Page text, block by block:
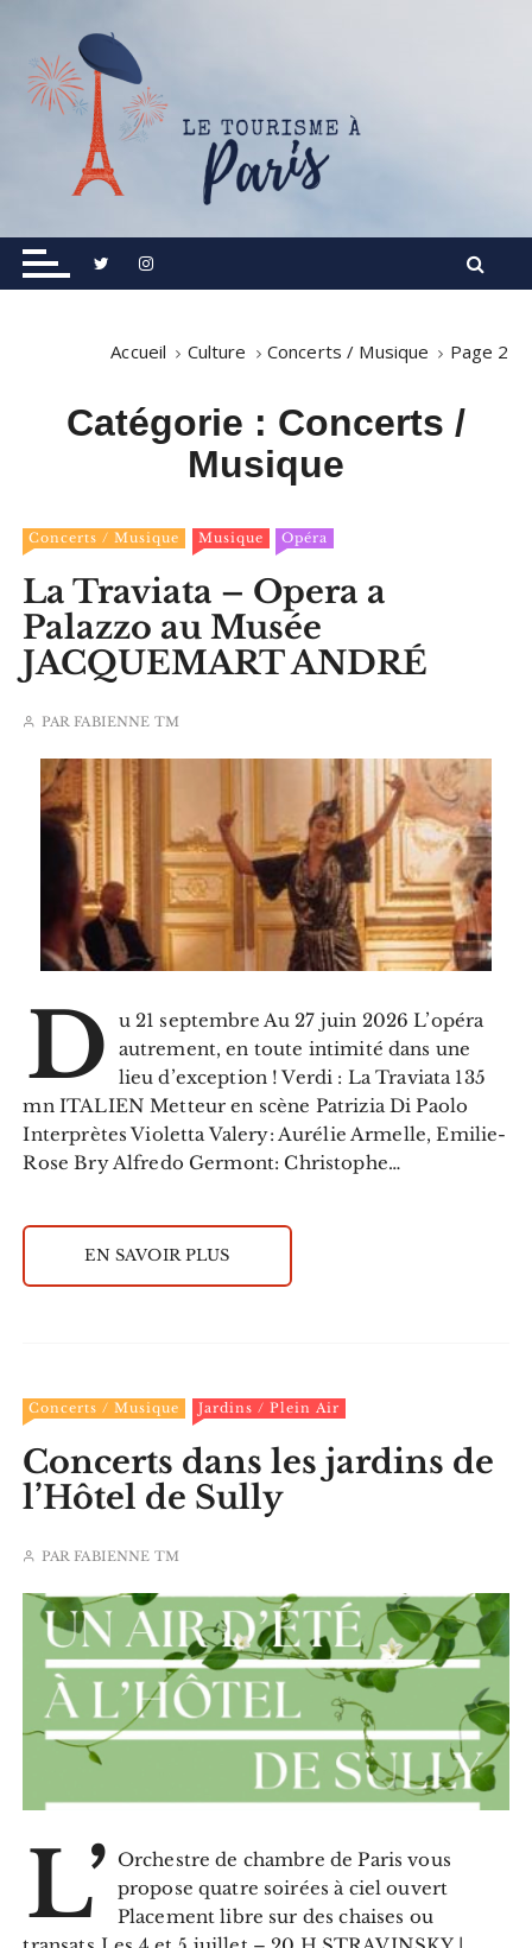
Le Tourisme à Paris
Informations touristiques, visites, excursions.
Accueil Culture Concerts / Musique Page 2
Catégorie : Concerts /
Musique
Concerts / Musique Musique Opéra
La Traviata – Opera a
Palazzo au Musée
JACQUEMART ANDRÉ
PARFABIENNE TM
D
u 21 septembre Au 27 juin 2026 L’opéra
autrement, en toute intimité dans une
lieu d’exception ! Verdi : La Traviata 135
mn ITALIEN Metteur en scène Patrizia Di Paolo
Interprètes Violetta Valery: Aurélie Armelle, Emilie-
Rose Bry Alfredo Germont: Christophe…
EN SAVOIR PLUS
Concerts / Musique Jardins / Plein Air
Concerts dans les jardins de
l’Hôtel de Sully
PARFABIENNE TM
L’ Orchestre de chambre de Paris vous
propose quatre soirées à ciel ouvert
Placement libre sur des chaises ou